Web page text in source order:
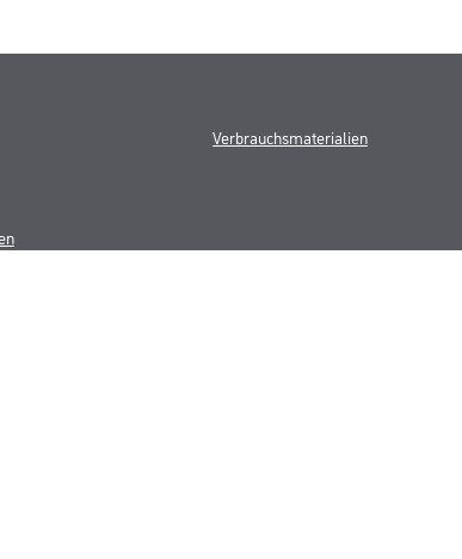
Verbrauchsmaterialien